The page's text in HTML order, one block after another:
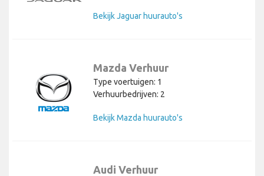
Bekijk Jaguar huurauto's
Mazda Verhuur
Type voertuigen: 1
Verhuurbedrijven: 2
Bekijk Mazda huurauto's
Audi Verhuur